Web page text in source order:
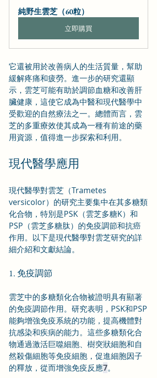
純野生雲芝（60粒）
立即購買
它還被用於改善病人的生活質量，幫助
緩解疼痛和疲勞。進一步的研究還顯
示，雲芝可能有助於調節血糖和改善肝
臟健康，這使它成為中醫和現代醫學中
受歡迎的自然療法之一。總體而言，雲
芝的多重療效使其成為一種有前途的藥
用資源，值得進一步探索和利用。
現代醫學應用
現代醫學對雲芝（Trametes
versicolor）的研究主要集中在其多糖類
化合物，特別是PSK（雲芝多糖K）和
PSP（雲芝多糖肽）的免疫調節和抗癌
作用。以下是現代醫學對雲芝研究的詳
細介紹和文獻結論。
1. 免疫調節
雲芝中的多糖類化合物被證明具有顯著
的免疫調節作用。研究表明，PSK和PSP
能夠增強免疫系統的功能，提高機體對
抗感染和疾病的能力。這些多糖類化合
物通過激活巨噬細胞、樹突狀細胞和自
然殺傷細胞等免疫細胞，促進細胞因子
的釋放，從而增強免疫反應7。